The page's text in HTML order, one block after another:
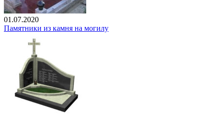
01.07.2020
Памятники из камня на могилу